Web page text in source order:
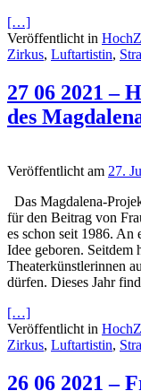
[…]
Veröffentlicht in
Zirkus, Luftartistin,
27 06 2021 –
des
Veröffentlicht am 27.
Das Magdalena-
für den Beitrag von
es schon seit 1986. An
Idee geboren. Seitdem
Theaterkünstlerinnen
dürfen. Dieses Jahr
[…]
Veröffentlicht in
Zirkus, Luftartistin,
26 06 2021 –